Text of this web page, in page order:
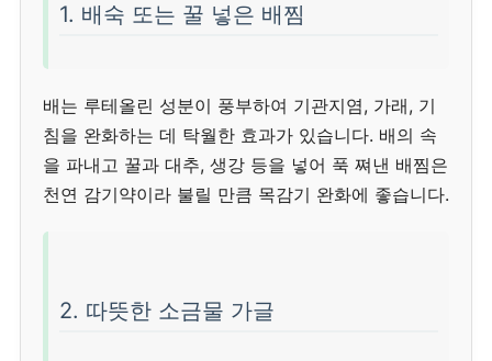
1. 배숙 또는 꿀 넣은 배찜
배는 루테올린 성분이 풍부하여 기관지염, 가래, 기
침을 완화하는 데 탁월한 효과가 있습니다. 배의 속
을 파내고 꿀과 대추, 생강 등을 넣어 푹 쪄낸 배찜은
천연 감기약이라 불릴 만큼 목감기 완화에 좋습니다.
2. 따뜻한 소금물 가글